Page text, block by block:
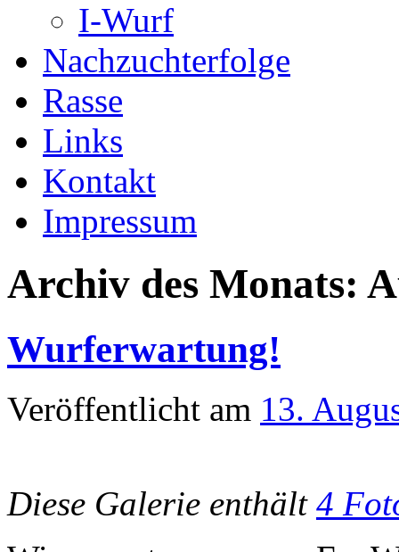
I-Wurf
Nachzuchterfolge
Rasse
Links
Kontakt
Impressum
Archiv des Monats:
Wurferwartung!
Veröffentlicht am 13.
Diese Galerie enthält 4